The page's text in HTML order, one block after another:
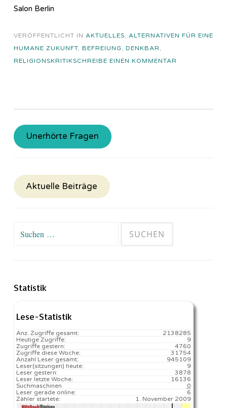
Salon Berlin
VERÖFFENTLICHT IN AKTUELLES, ALTERNATIVEN FÜR EINE
HUMANE ZUKUNFT, BEFREIUNG, DENKBAR,
RELIGIONSKRITIKSCHREIBE EINEN KOMMENTAR
Unerhörte Fragen
Aktuelle Beiträge
Suchen
Statistik
Lese-Statistik
2138285
Anz. Zugriffe gesamt:
9
Heutige Zugriffe:
4760
Zugriffe gestern:
31754
Zugriffe diese Woche:
945109
Anzahl Leser gesamt:
9️
Leser(sitzungen) heute:
3878
Leser gestern:
16136️
Leser letzte Woche:
0
Suchmaschinen
6
Leser gerade online:
1. November 2009
Zähler startete: